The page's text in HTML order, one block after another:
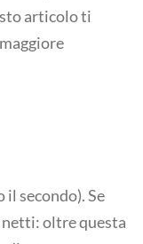
articolo ti
il secondo). Se
oltre questa